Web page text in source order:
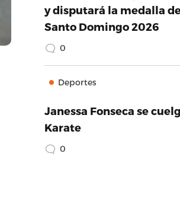
y disputará la medalla
Santo Domingo 2026
0
Deportes
Janessa Fonseca se
Karate
0